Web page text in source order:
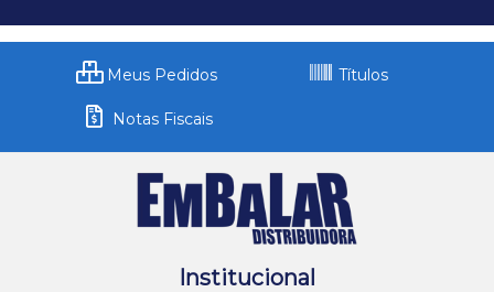
Meus Pedidos Títulos
Notas Fiscais
Institucional